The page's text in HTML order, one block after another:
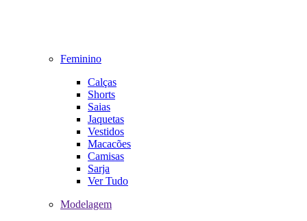
Feminino
Calças
Shorts
Saias
Jaquetas
Vestidos
Macacões
Camisas
Sarja
Ver Tudo
Modelagem